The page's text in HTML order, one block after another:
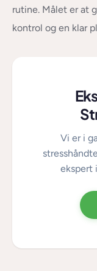
rutine. Målet er at
kontrol og en klar
Vi er i
ekspert